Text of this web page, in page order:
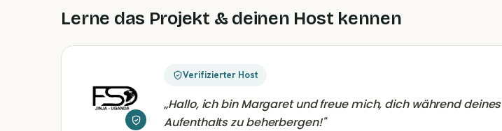
Lerne das Projekt & deinen Host kennen
Verifizierter Host
„Hallo, ich bin Margaret und freue mich, dich während deines
Aufenthalts zu beherbergen!"